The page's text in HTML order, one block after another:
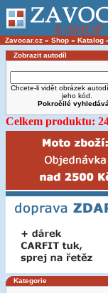
Zavocar.cz » Shop » Katalog
Zobrazit autodíl
Chcete-li vidět obrázek
jeho kód.
Pokročilé
Celkem produktu:
Kategorie